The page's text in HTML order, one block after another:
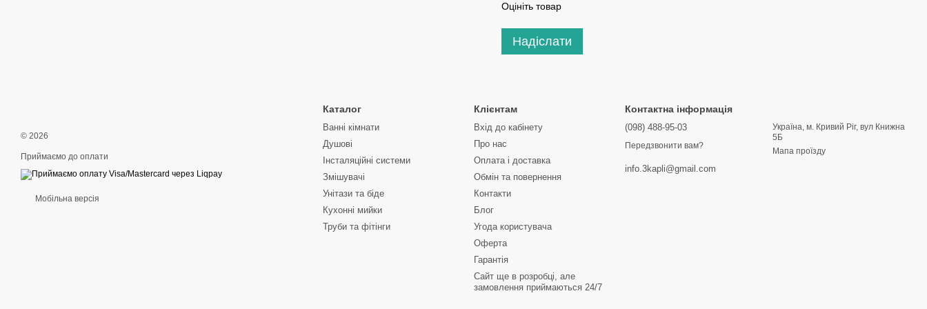
Оцініть товар
Надіслати
© 2026
Приймаємо до оплати
Мобільна версія
Каталог
Ванні кімнати
Душові
Інсталяційні системи
Змішувачі
Унітази та біде
Кухонні мийки
Труби та фітінги
Клієнтам
Вхід до кабінету
Про нас
Оплата і доставка
Обмін та повернення
Контакти
Блог
Угода користувача
Оферта
Гарантія
Сайт ще в розробці, але
замовлення приймаються 24/7
Контактна інформація
(098) 488-95-03
Передзвонити вам?
info.3kapli@gmail.com
Україна, м. Кривий Ріг, вул Книжна
5Б
Мапа проїзду